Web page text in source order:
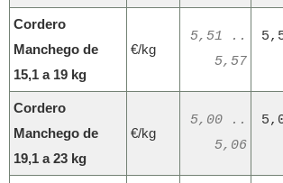
Cordero
Manchego de
15,1 a 19 kg
€/kg
5,51 ..
5,57
Cordero
Manchego de
19,1 a 23 kg
€/kg
5,00 ..
5,06